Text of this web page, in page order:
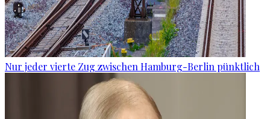
Nur jeder vierte Zug zwischen Hamburg-Berlin pünktlich